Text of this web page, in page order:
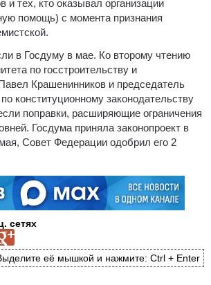
и тех, кто оказывал организации
помощь) с момента признания
в Госдуму в мае. Ко второму чтению
по госстроительству и
Крашенинников и председатель
конституционному законодательству
поправки, расширяющие ограничения
Госдума приняла законопроект в
Совет Федерации одобрил его 2
сетях
её мышкой и нажмите: Ctrl + Enter